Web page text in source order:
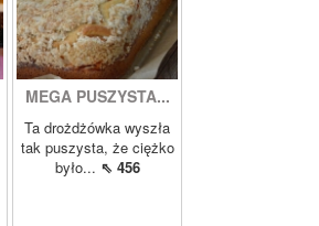
MEGA PUSZYSTA...
Ta drożdżówka wyszła
tak puszysta, że ciężko
było... ⇖ 456